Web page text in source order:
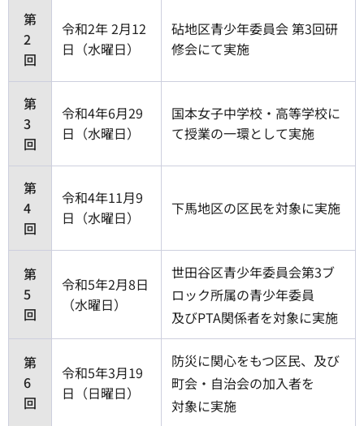
第
2
回
令和2年 2月12
日（水曜日）
砧地区青少年委員会 第3回研
修会にて実施
第
3
回
令和4年6月29
日（水曜日）
国本女子中学校・高等学校に
て授業の一環として実施
第
4
回
令和4年11月9
日（水曜日）
下馬地区の区民を対象に実施
第
5
回
令和5年2月8日
（水曜日）
世田谷区青少年委員会第3ブ
ロック所属の青少年委員
及びPTA関係者を対象に実施
第
6
回
令和5年3月19
日（日曜日）
防災に関心をもつ区民、及び
町会・自治会の加入者を
対象に実施